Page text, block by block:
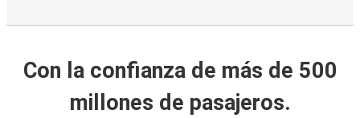
Con la confianza de más de 500
millones de pasajeros.